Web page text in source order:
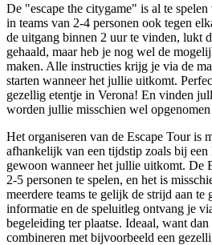
De "escape the citygame" is al te
in teams van 2-4 personen ook tegen
de uitgang binnen 2 uur te vinden, lukt
gehaald, maar heb je nog wel de
maken. Alle instructies krijg je via de
starten wanneer het jullie uitkomt.
gezellig etentje in Verona! En vinden
worden jullie misschien wel
Het organiseren van de Escape Tour is
afhankelijk van een tijdstip zoals bij een
gewoon wanneer het jullie uitkomt. De
2-5 personen te spelen, en het is
meerdere teams te gelijk de strijd aan te
informatie en de speluitleg ontvang je
begeleiding ter plaatse. Ideaal, want
combineren met bijvoorbeeld een